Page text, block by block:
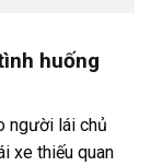
huống
người lái chủ
xe thiếu quan